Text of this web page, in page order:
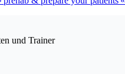
und Trainer